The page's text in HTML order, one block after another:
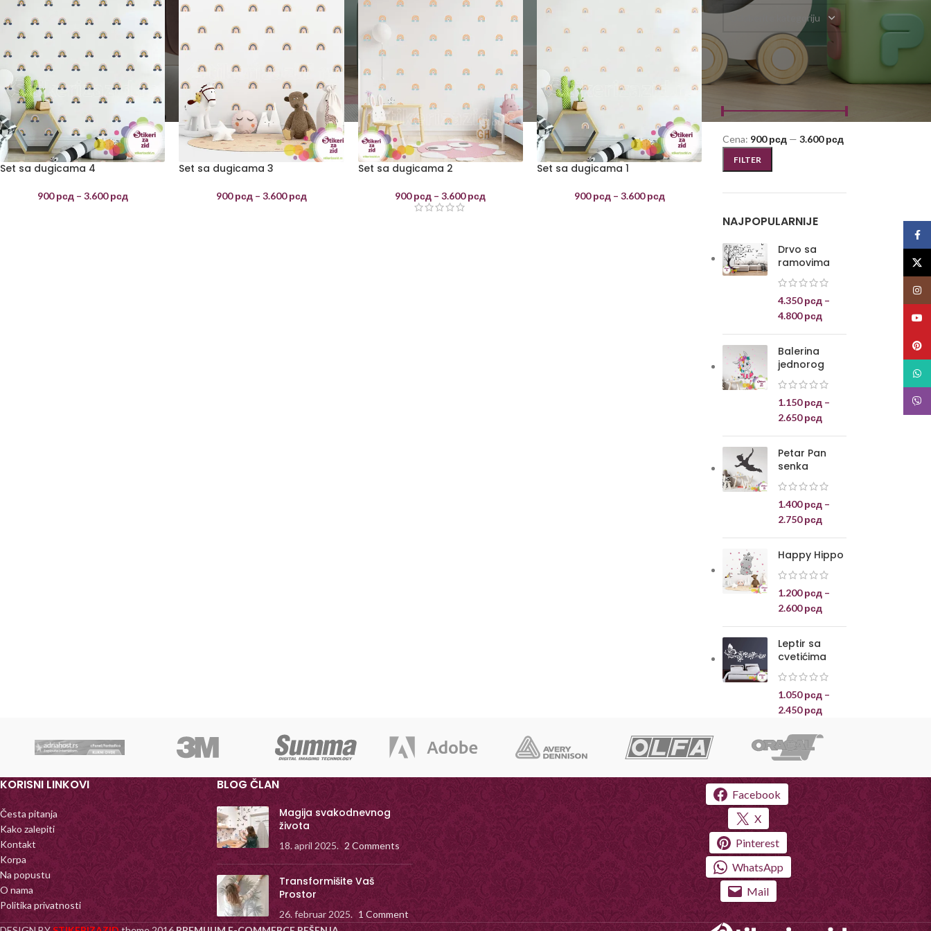
Set sa dugicama 4
900рсд – 3.600рсд
Set sa dugicama 3
900рсд – 3.600рсд
Set sa dugicama 2
900рсд – 3.600рсд
Set sa dugicama 1
900рсд – 3.600рсд
Odaberite kategoriju
FILTRIRAJ PO CENI
FILTER
Cena: 900 рсд —3.600 рсд
NAJPOPULARNIJE
Drvo sa
ramovima
4.350рсд –
4.800рсд
Balerina
jednorog
1.150рсд –
2.650рсд
Petar Pan
senka
1.400рсд –
2.750рсд
Happy Hippo
1.200рсд –
2.600рсд
Leptir sa
cvetićima
1.050рсд –
2.450рсд
KORISNI LINKOVI
Česta pitanja
Kako zalepiti
Kontakt
Korpa
Na popustu
O nama
Politika privatnosti
BLOG ČLAN
Magija svakodnevnog
života
18. april 2025. 2 Comments
Transformišite Vaš
Prostor
26. februar 2025. 1 Comment
Facebook
X
Pinterest
WhatsApp
Mail
Viber